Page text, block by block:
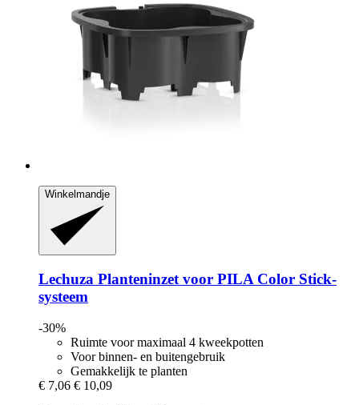
Winkelmandje
Lechuza Planteninzet voor PILA Color Stick-​
systeem
-30%
Ruimte voor maximaal 4 kweekpotten
Voor binnen- en buitengebruik
Gemakkelijk te planten
€ 7,06 € 10,09